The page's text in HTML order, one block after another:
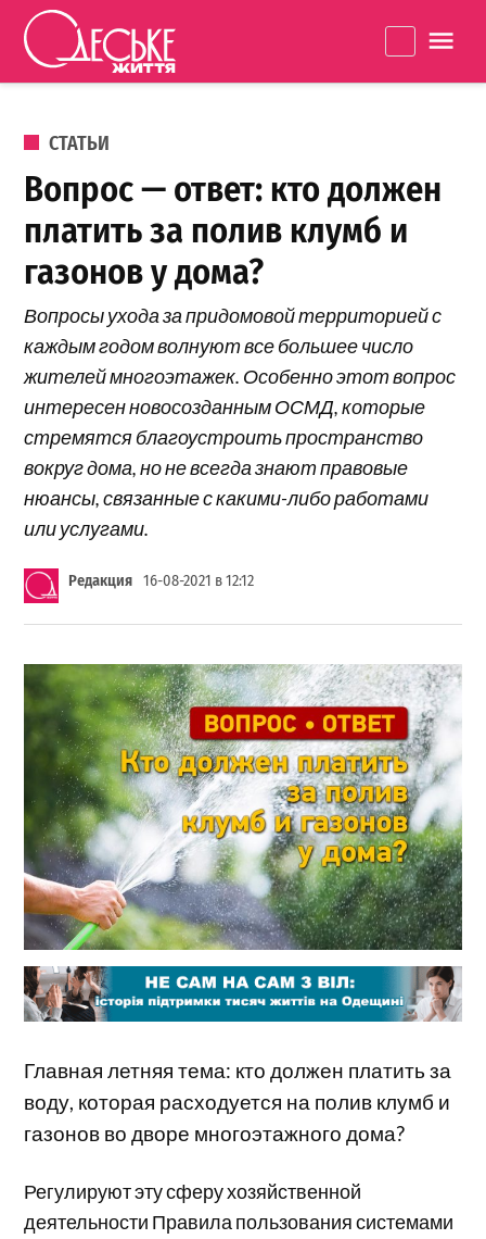
Перейти к содержанию
життя
ОПУБЛИКОВАНО В
СТАТЬИ
Вопрос — ответ: кто должен
платить за полив клумб и
газонов у дома?
Вопросы ухода за придомовой территорией с
каждым годом волнуют все большее число
жителей многоэтажек. Особенно этот вопрос
интересен новосозданным ОСМД, которые
стремятся благоустроить пространство
вокруг дома, но не всегда знают правовые
нюансы, связанные с какими-либо работами
или услугами.
Редакция 16-08-2021 в 12:12
Главная летняя тема: кто должен платить за
воду, которая расходуется на полив клумб и
газонов во дворе многоэтажного дома?
Регулируют эту сферу хозяйственной
деятельности Правила пользования системами